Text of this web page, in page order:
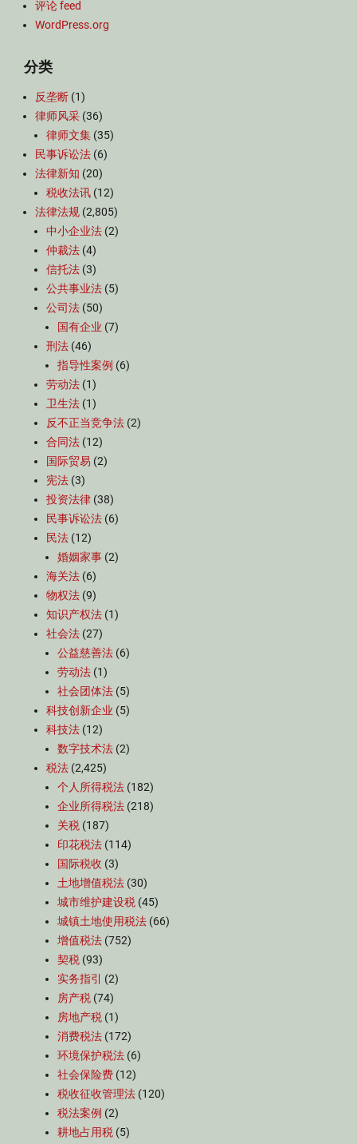
评论 feed
WordPress.org
分类
反垄断 (1)
律师风采 (36)
律师文集 (35)
民事诉讼法 (6)
法律新知 (20)
税收法讯 (12)
法律法规 (2,805)
中小企业法 (2)
仲裁法 (4)
信托法 (3)
公共事业法 (5)
公司法 (50)
国有企业 (7)
刑法 (46)
指导性案例 (6)
劳动法 (1)
卫生法 (1)
反不正当竞争法 (2)
合同法 (12)
国际贸易 (2)
宪法 (3)
投资法律 (38)
民事诉讼法 (6)
民法 (12)
婚姻家事 (2)
海关法 (6)
物权法 (9)
知识产权法 (1)
社会法 (27)
公益慈善法 (6)
劳动法 (1)
社会团体法 (5)
科技创新企业 (5)
科技法 (12)
数字技术法 (2)
税法 (2,425)
个人所得税法 (182)
企业所得税法 (218)
关税 (187)
印花税法 (114)
国际税收 (3)
土地增值税法 (30)
城市维护建设税 (45)
城镇土地使用税法 (66)
增值税法 (752)
契税 (93)
实务指引
(2)
房产税 (74)
房地产税 (1)
消费税法 (172)
环境保护税法 (6)
社会保险费 (12)
税收征收管理法 (120)
税法案例 (2)
耕地占用税 (5)